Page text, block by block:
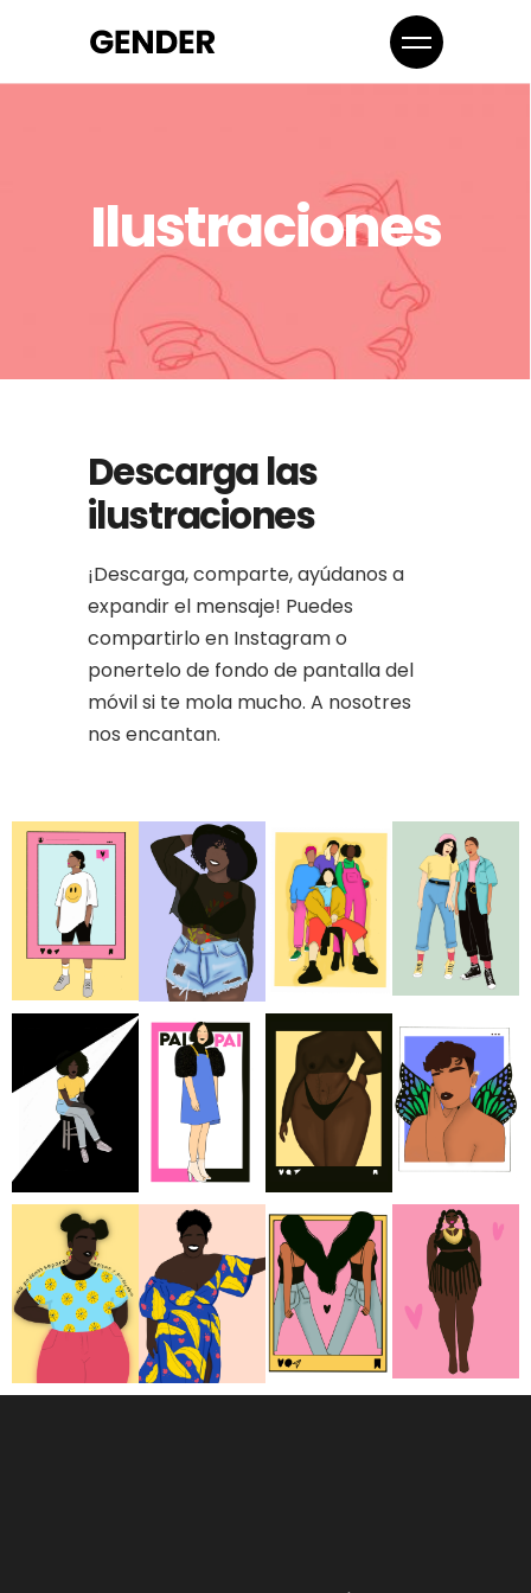
Ilustraciones
Descarga las
ilustraciones
¡Descarga, comparte, ayúdanos a
expandir el mensaje! Puedes
compartirlo en Instagram o
ponertelo de fondo de pantalla del
móvil si te mola mucho. A nosotres
nos encantan.